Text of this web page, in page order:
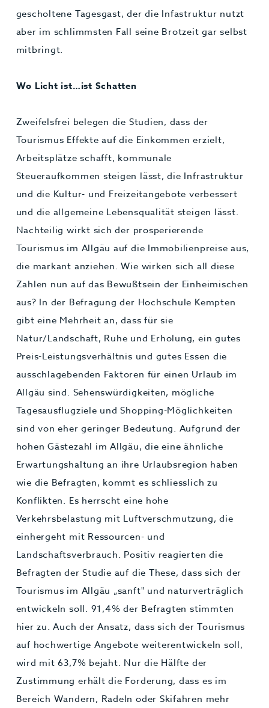
gescholtene Tagesgast, der die Infastruktur nutzt
aber im schlimmsten Fall seine Brotzeit gar selbst
mitbringt.
Wo Licht ist…ist Schatten
Zweifelsfrei belegen die Studien, dass der
Tourismus Effekte auf die Einkommen erzielt,
Arbeitsplätze schafft, kommunale
Steueraufkommen steigen lässt, die Infrastruktur
und die Kultur- und Freizeitangebote verbessert
und die allgemeine Lebensqualität steigen lässt.
Nachteilig wirkt sich der prosperierende
Tourismus im Allgäu auf die Immobilienpreise aus,
die markant anziehen. Wie wirken sich all diese
Zahlen nun auf das Bewußtsein der Einheimischen
aus? In der Befragung der Hochschule Kempten
gibt eine Mehrheit an, dass für sie
Natur/Landschaft, Ruhe und Erholung, ein gutes
Preis-Leistungsverhältnis und gutes Essen die
ausschlagebenden Faktoren für einen Urlaub im
Allgäu sind. Sehenswürdigkeiten, mögliche
Tagesausflugziele und Shopping-Möglichkeiten
sind von eher geringer Bedeutung. Aufgrund der
hohen Gästezahl im Allgäu, die eine ähnliche
Erwartungshaltung an ihre Urlaubsregion haben
wie die Befragten, kommt es schliesslich zu
Konflikten. Es herrscht eine hohe
Verkehrsbelastung mit Luftverschmutzung, die
einhergeht mit Ressourcen- und
Landschaftsverbrauch. Positiv reagierten die
Befragten der Studie auf die These, dass sich der
Tourismus im Allgäu „sanft" und naturverträglich
entwickeln soll. 91,4% der Befragten stimmten
hier zu. Auch der Ansatz, dass sich der Tourismus
auf hochwertige Angebote weiterentwickeln soll,
wird mit 63,7% bejaht. Nur die Hälfte der
Zustimmung erhält die Forderung, dass es im
Bereich Wandern, Radeln oder Skifahren mehr